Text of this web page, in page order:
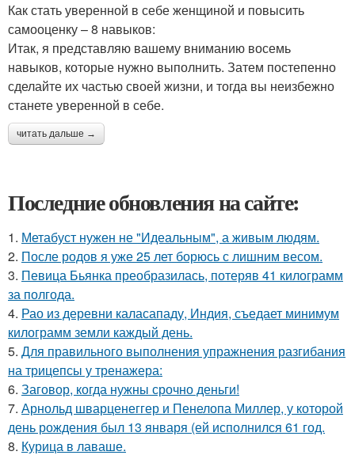
Как стать уверенной в себе женщиной и повысить
самооценку – 8 навыков:
Итак, я представляю вашему вниманию восемь
навыков, которые нужно выполнить. Затем постепенно
сделайте их частью своей жизни, и тогда вы неизбежно
станете уверенной в себе.
читать дальше →
Последние обновления на сайте:
1. Метабуст нужен не "Идеальным", а живым людям.
2. После родов я уже 25 лет борюсь с лишним весом.
3. Певица Бьянка преобразилась, потеряв 41 килограмм
за полгода.
4. Рао из деревни каласападу, Индия, съедает минимум
килограмм земли каждый день.
5. Для правильного выполнения упражнения разгибания
на трицепсы у тренажера:
6. Заговор, когда нужны срочно деньги!
7. Арнольд шварценеггер и Пенелопа Миллер, у которой
день рождения был 13 января (ей исполнился 61 год.
8. Курица в лаваше.